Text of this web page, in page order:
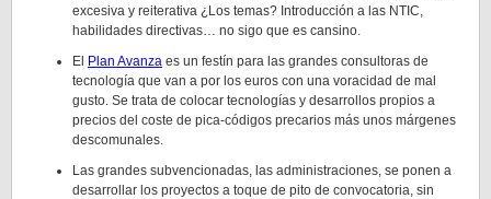
excesiva y reiterativa ¿Los temas? Introducción a las NTIC,
habilidades directivas… no sigo que es cansino.
El Plan Avanza es un festín para las grandes consultoras de
tecnología que van a por los euros con una voracidad de mal
gusto. Se trata de colocar tecnologías y desarrollos propios a
precios del coste de pica-códigos precarios más unos márgenes
descomunales.
Las grandes subvencionadas, las administraciones, se ponen a
desarrollar los proyectos a toque de pito de convocatoria, sin